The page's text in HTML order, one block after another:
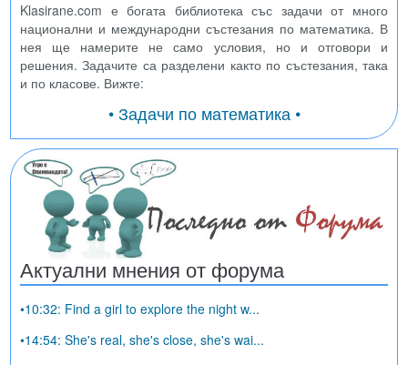
Klasirane.com е богата библиотека със задачи от много
национални и международни състезания по математика. В
нея ще намерите не само условия, но и отговори и
решения. Задачите са разделени както по състезания, така
и по класове. Вижте:
• Задачи по математика •
Актуални мнения от форума
•10:32: Find a girl to explore the night w...
•14:54: She's real, she's close, she's wai...